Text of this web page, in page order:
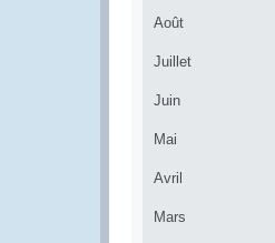
Août
Juillet
Juin
Mai
Avril
Mars